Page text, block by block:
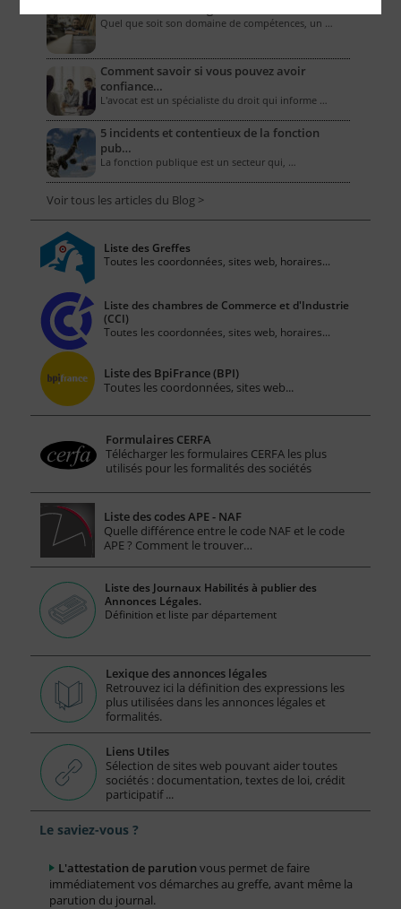
Quel que soit son domaine de compétences, un …
Comment savoir si vous pouvez avoir
confiance…
L'avocat est un spécialiste du droit qui informe …
5 incidents et contentieux de la fonction
pub…
La fonction publique est un secteur qui, …
Voir tous les articles du Blog >
Liste des Greffes
Toutes les coordonnées, sites web, horaires...
Liste des chambres de Commerce et d'Industrie
(CCI)
Toutes les coordonnées, sites web, horaires...
Liste des BpiFrance (BPI)
Toutes les coordonnées, sites web...
Formulaires CERFA
Télécharger les formulaires CERFA les plus
utilisés pour les formalités des sociétés
Liste des codes APE - NAF
Quelle différence entre le code NAF et le code
APE ? Comment le trouver…
Liste des Journaux Habilités à publier des
Annonces Légales.
Définition et liste par département
Lexique des annonces légales
Retrouvez ici la définition des expressions les
plus utilisées dans les annonces légales et
formalités.
Liens Utiles
Sélection de sites web pouvant aider toutes
sociétés : documentation, textes de loi, crédit
participatif ...
Le saviez-vous ?
L'attestation de parution vous permet de faire
immédiatement vos démarches au greffe, avant même la
parution du journal.